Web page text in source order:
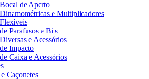
de Aperto
e Multiplicadores
Parafusos e Bits
e Acessórios
Impacto
Caixa e Acessórios
Caçonetes